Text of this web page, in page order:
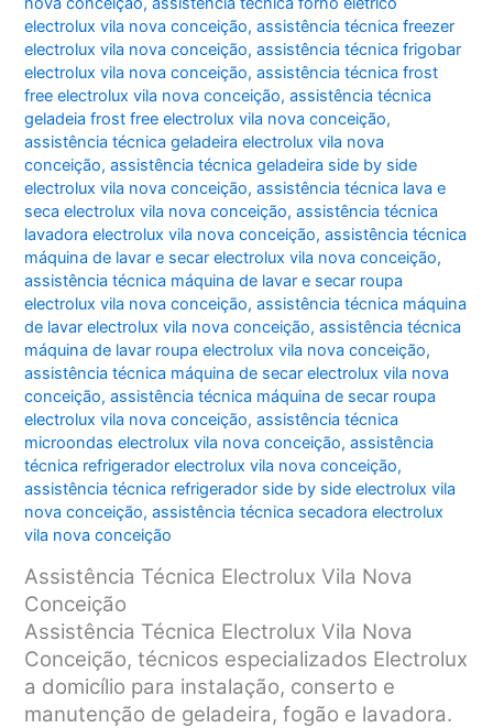
electrolux vila nova conceição,assistência técnica freezer
electrolux vila nova conceição,assistência técnica frigobar
electrolux vila nova conceição,assistência técnica frost
free electrolux vila nova conceição,assistência técnica
geladeia frost free electrolux vila nova conceição,
assistência técnica geladeira electrolux vila nova
conceição,assistência técnica geladeira side by side
electrolux vila nova conceição,assistência técnica lava e
seca electrolux vila nova conceição,assistência técnica
lavadora electrolux vila nova conceição,assistência técnica
máquina de lavar e secar electrolux vila nova conceição,
assistência técnica máquina de lavar e secar roupa
electrolux vila nova conceição,assistência técnica máquina
de lavar electrolux vila nova conceição,assistência técnica
máquina de lavar roupa electrolux vila nova conceição,
assistência técnica máquina de secar electrolux vila nova
conceição,assistência técnica máquina de secar roupa
electrolux vila nova conceição,assistência técnica
microondas electrolux vila nova conceição,assistência
técnica refrigerador electrolux vila nova conceição,
assistência técnica refrigerador side by side electrolux vila
nova conceição,assistência técnica secadora electrolux
vila nova conceição
Assistência Técnica Electrolux Vila Nova
Conceição
Assistência Técnica Electrolux Vila Nova
Conceição, técnicos especializados Electrolux
a domicílio para instalação, conserto e
manutenção de geladeira, fogão e lavadora.